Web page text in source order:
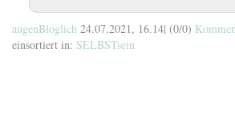
augenBloglich 24.07.2021, 16.14| (0/0)
einsortiert in: SELBSTsein